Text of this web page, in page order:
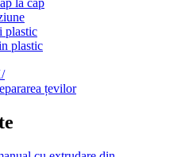
la cap
plastic
plastic
țevilor